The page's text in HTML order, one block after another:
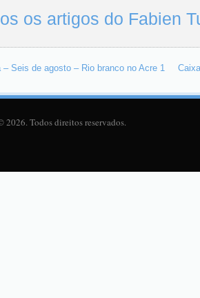
os artigos do Fabien
Seis de agosto – Rio branco no Acre 1
Todos direitos reservados.